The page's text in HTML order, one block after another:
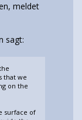
meldet
sagt:
that we
on the
surface of